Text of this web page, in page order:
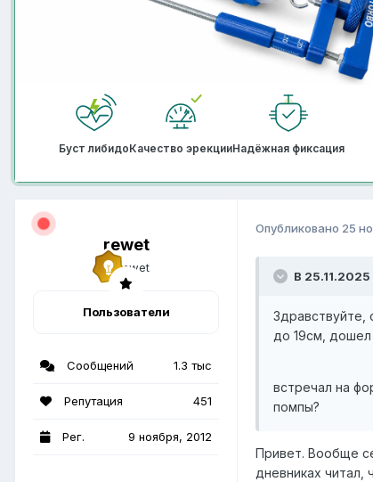
Буст либидоКачество эрекцииНадёжная фиксация
rewet
Пользователи
Сообщений 1.3 тыс
Репутация 451
Рег. 9 ноября, 2012
Опубликовано 25
В
Здравствуйте,
до 19см, дошел
встречал на
помпы?
Привет. Вообще
дневниках читал,